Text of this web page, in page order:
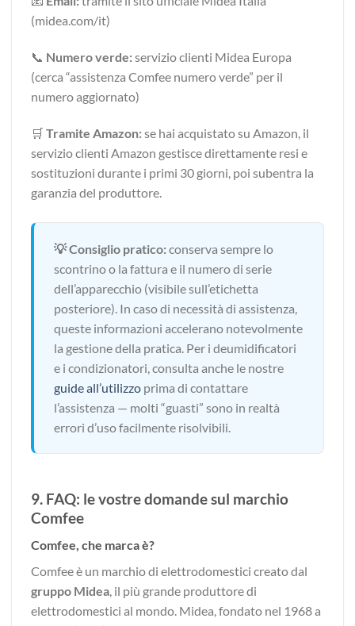
(midea.com/it)
📞 Numero verde:servizio clienti Midea Europa
(cerca “assistenza Comfee numero verde” per il
numero aggiornato)
🛒 Tramite Amazon:se hai acquistato su Amazon, il
servizio clienti Amazon gestisce direttamente resi e
sostituzioni durante i primi 30 giorni, poi subentra la
garanzia del produttore.
💡 Consiglio pratico:conserva sempre lo
scontrino o la fattura e il numero di serie
dell’apparecchio (visibile sull’etichetta
posteriore). In caso di necessità di assistenza,
queste informazioni accelerano notevolmente
la gestione della pratica. Per i deumidificatori
e i condizionatori, consulta anche le nostre
guide all’utilizzo prima di contattare
l’assistenza — molti “guasti” sono in realtà
errori d’uso facilmente risolvibili.
9. FAQ: le vostre domande sul marchio
Comfee
Comfee, che marca è?
Comfee è un marchio di elettrodomestici creato dal
gruppo Midea, il più grande produttore di
elettrodomestici al mondo. Midea, fondato nel 1968 a